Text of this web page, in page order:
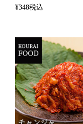
¥348税込